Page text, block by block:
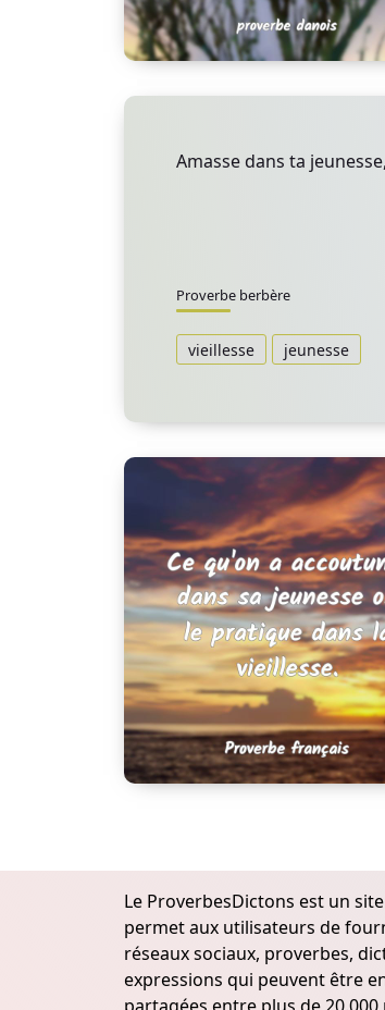
Amasse dans ta
Proverbe berbère
vieillesse jeunesse
Le ProverbesDictons est un
permet aux utilisateurs de
réseaux sociaux, proverbes,
expressions qui peuvent être